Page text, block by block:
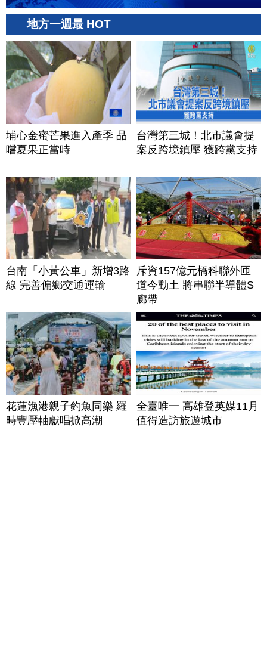
地方一週最 HOT
埔心金蜜芒果進入產季 品
嚐夏果正當時
台灣第三城！北市議會提
案反跨境鎮壓 獲跨黨支持
台南「小黃公車」新增3路
線 完善偏鄉交通運輸
斥資157億元橋科聯外匝
道今動土 將串聯半導體S
廊帶
花蓮漁港親子釣魚同樂 羅
時豐壓軸獻唱掀高潮
全臺唯一 高雄登英媒11月
值得造訪旅遊城市